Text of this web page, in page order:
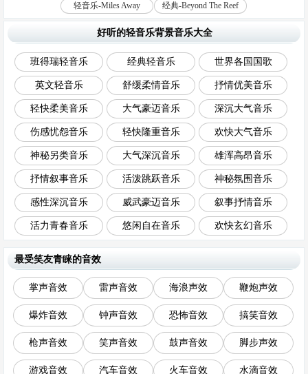
轻音乐-Miles Away 经典-Beyond The Reef
好听的轻音乐背景音乐大全
班得瑞轻音乐 经典轻音乐 世界各国国歌
英文轻音乐 舒缓柔情音乐 抒情优美音乐
轻快柔美音乐 大气豪迈音乐 深沉大气音乐
伤感忧怨音乐 轻快隆重音乐 欢快大气音乐
神秘另类音乐 大气深沉音乐 雄浑高昂音乐
抒情叙事音乐 活泼跳跃音乐 神秘氛围音乐
感性深沉音乐 威武豪迈音乐 叙事抒情音乐
活力青春音乐 悠闲自在音乐 欢快玄幻音乐
最受笑友青睐的音效
掌声音效 雷声音效 海浪声效 鞭炮声效
爆炸音效 钟声音效 恐怖音效 搞笑音效
枪声音效 笑声音效 鼓声音效 脚步声效
游戏音效 汽车音效 火车音效 水滴音效